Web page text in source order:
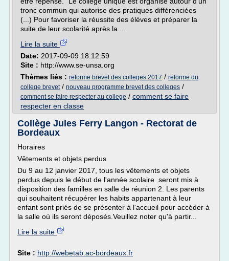
tronc commun qui autorise des pratiques différenciées
(...) Pour favoriser la réussite des élèves et préparer la
suite de leur scolarité après la...
Lire la suite
Date: 2017-09-09 18:12:59
Site : http://www.se-unsa.org
Thèmes liés : reforme brevet des colleges 2017 / reforme du
college brevet/ nouveau programme brevet des colleges /
comment se faire respecter au college / comment se faire
respecter en classe
Collège Jules Ferry Langon - Rectorat de
Bordeaux
Horaires
Vêtements et objets perdus
Du 9 au 12 janvier 2017, tous les vêtements et objets
perdus depuis le début de l'année scolaire seront mis à
disposition des familles en salle de réunion 2. Les parents
qui souhaitent récupérer les habits appartenant à leur
enfant sont priés de se présenter à l'accueil pour accéder à
la salle où ils seront déposés.Veuillez noter qu'à partir...
Lire la suite
Site : http://webetab.ac-bordeaux.fr